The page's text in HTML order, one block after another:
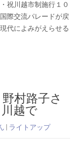
祝川越市制施行１０
際交流パレードが戻
代によみがえらせる
村路子さ
越で
ライトアップ